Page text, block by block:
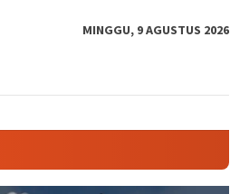
MINGGU, 9 AGUSTUS 2026